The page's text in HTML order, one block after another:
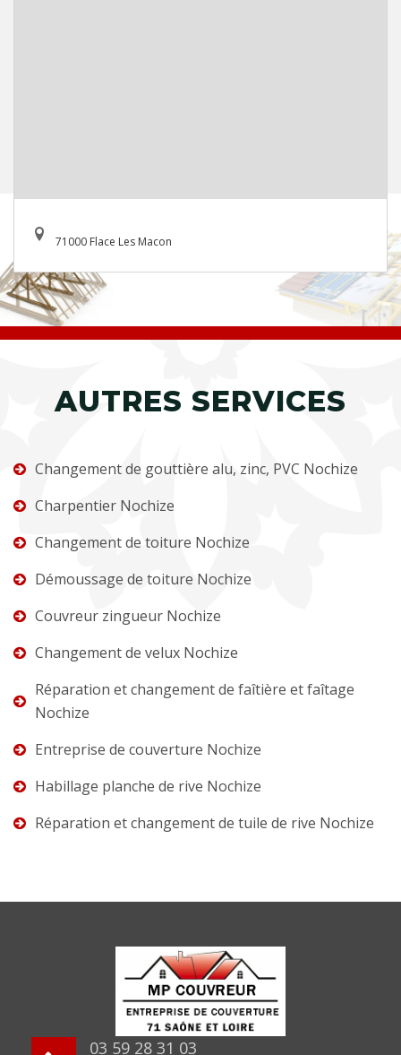
71000 Flace Les Macon
AUTRES SERVICES
Changement de gouttière alu, zinc, PVC Nochize
Charpentier Nochize
Changement de toiture Nochize
Démoussage de toiture Nochize
Couvreur zingueur Nochize
Changement de velux Nochize
Réparation et changement de faîtière et faîtage
Nochize
Entreprise de couverture Nochize
Habillage planche de rive Nochize
Réparation et changement de tuile de rive Nochize
03 59 28 31 03